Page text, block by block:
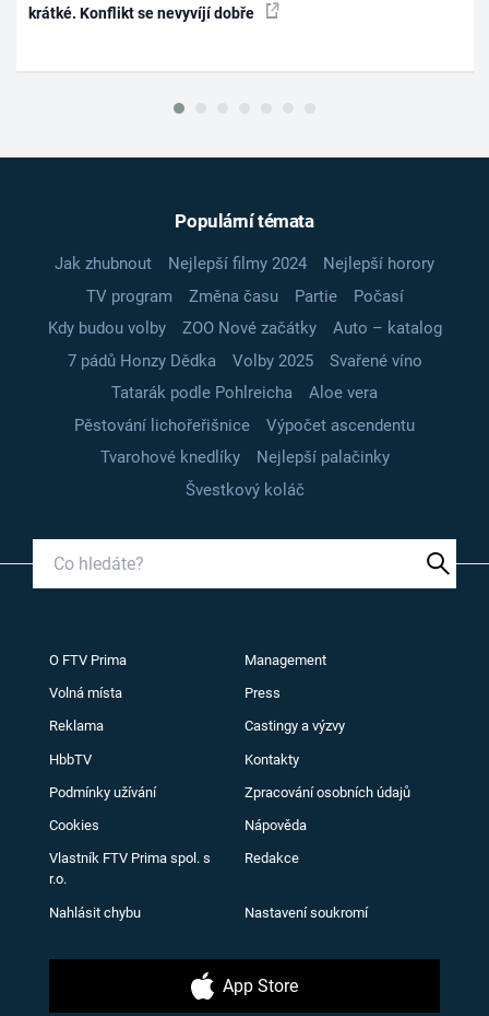
krátké. Konflikt se nevyvíjí dobře
Populární témata
Jak zhubnout Nejlepší filmy 2024
Nejlepší horory
TV program
Změna času Partie
Počasí
Kdy budou volby
ZOO Nové začátky
Auto – katalog
7 pádů Honzy Dědka
Volby 2025
Svařené víno
Tatarák podle Pohlreicha
Aloe vera
Pěstování lichořeřišnice
Výpočet ascendentu
Tvarohové knedlíky
Nejlepší palačinky
Švestkový koláč
O FTV Prima Management
Volná místa Press
Reklama Castingy a výzvy
HbbTV Kontakty
Podmínky užívání Zpracování osobních údajů
Cookies Nápověda
Vlastník FTV Prima spol. s
r.o.
Redakce
Nahlásit chybu Nastavení soukromí
App Store